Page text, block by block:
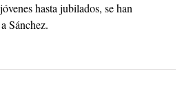
hasta jubilados, se han
Sánchez.